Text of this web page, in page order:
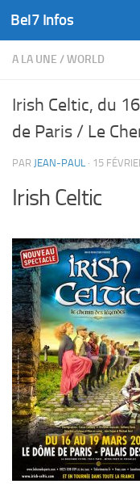
Skip to content
Bel7 Infos
A LA UNE /WORLD
Irish Celtic, du
de Paris / Le
PAR JEAN-PAUL · 15
Irish Celtic